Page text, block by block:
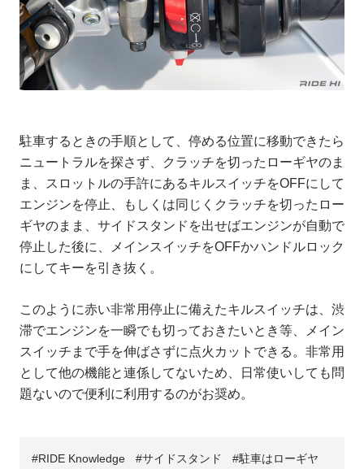
駐車するときの手順として、停める位置に移動できたら
ニュートラルを探さず、クラッチを切ったローギヤのま
ま、スロットルの手許にあるキルスイッチをOFFにして
エンジンを停止、もしくは同じくクラッチを切ったロー
ギヤのまま、サイドスタンドを出せばエンジンが自動で
停止した後に、メインスイッチをOFFかハンドルロック
にしてキーを引き抜く。
このように赤い非常用停止に備えたキルスイッチは、渋
滞でエンジンを一瞬でも切っておきたいとき等、メイン
スイッチまで手を伸ばさずに点火カットできる。非常用
として他の機能と連係してないため、日常使いしても問
題ないので便利に利用するのがお奨め。
RIDE Knowledge サイドスタンド
駐車はローギヤ